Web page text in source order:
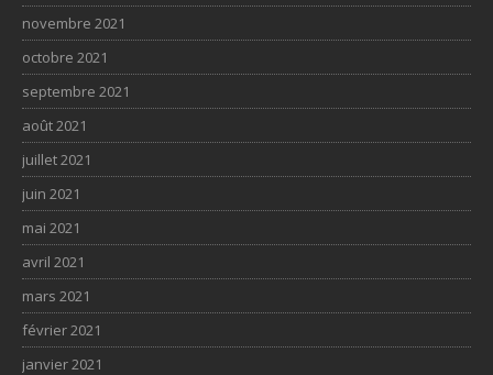
novembre 2021
octobre 2021
septembre 2021
août 2021
juillet 2021
juin 2021
mai 2021
avril 2021
mars 2021
février 2021
janvier 2021